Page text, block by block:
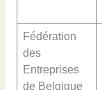
Fédération
des
Entreprises
de Belgique